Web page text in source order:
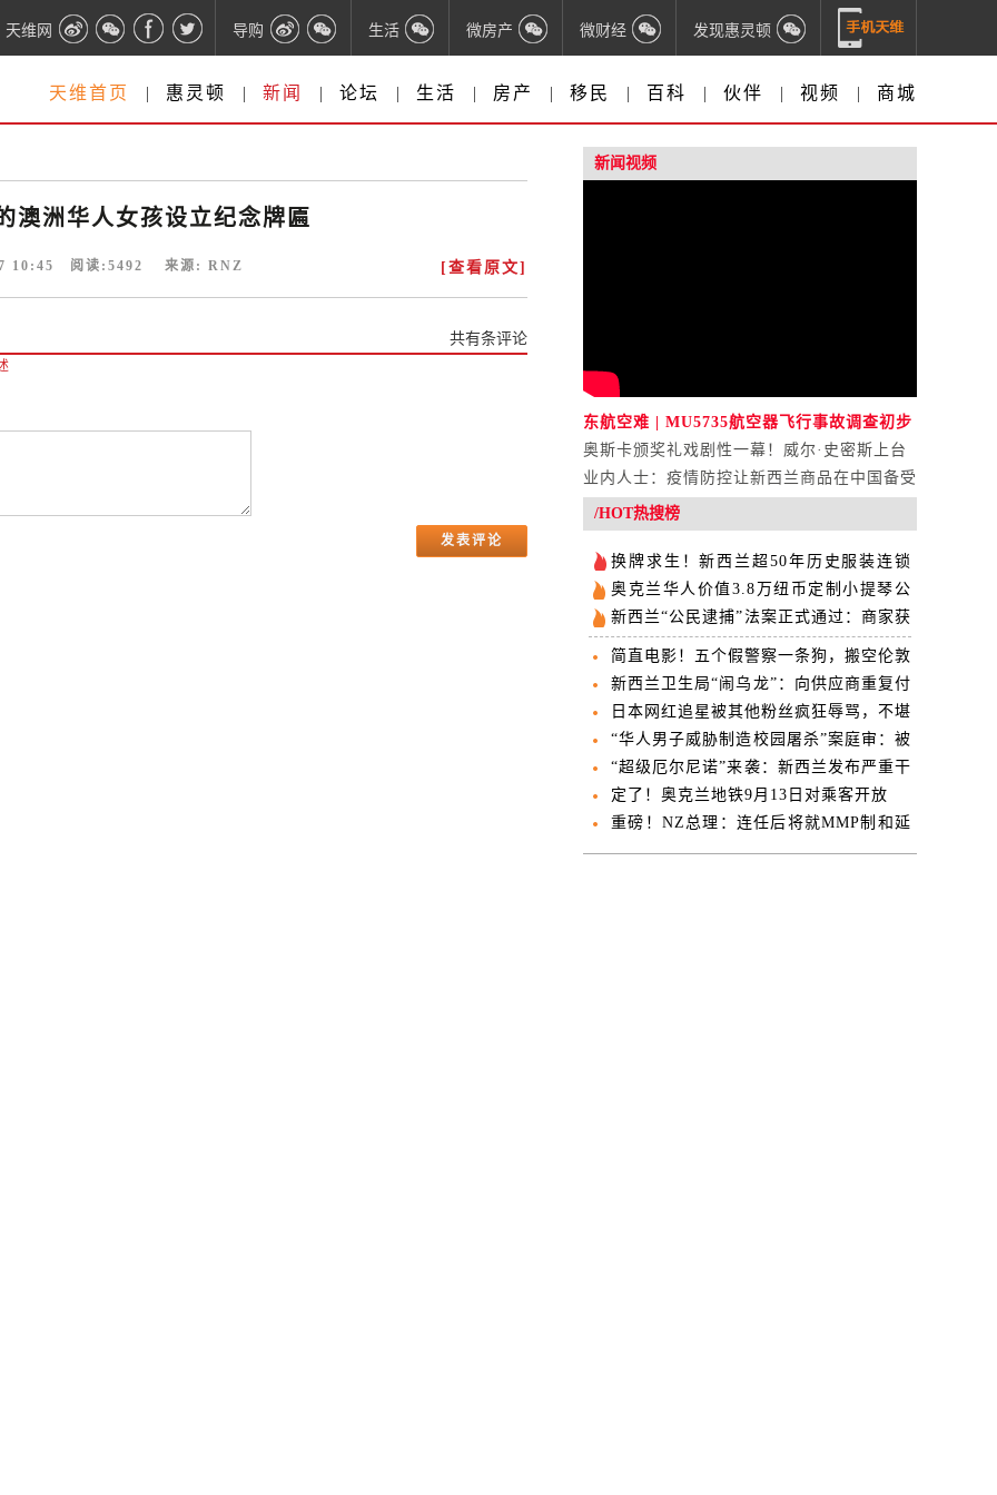
天维网 导购 生活 微房产 微财经 发现惠灵顿
天维首页 | 惠灵顿 | 新闻 | 论坛 | 生活 | 房产 | 移民 | 百科 | 伙伴 | 视频 | 商城
澳洲华人女孩设立纪念牌匾
10:45 阅读: 5492 来源: RNZ [查看原文]
共有条评论
新闻视频
东航空难 | MU5735航空器飞行事故调查初步
报告公布
奥斯卡颁奖礼戏剧性一幕！威尔·史密斯上台
打人
业内人士：疫情防控让新西兰商品在中国备受
欢迎
/HOT热搜榜
换牌求生！新西兰超50年历史服装连锁
品牌宣布全国关店
奥克兰华人价值3.8万纽币定制小提琴公
交失窃 失主公开求助
新西兰“公民逮捕”法案正式通过：商家获
得“现场抓人”权
简直电影！五个假警察一条狗，搬空伦敦
防守最严的大楼…
新西兰卫生局“闹乌龙”：向供应商重复付
款近亿 几小时内紧急撤回
日本网红追星被其他粉丝疯狂辱骂，不堪
受辱在直播时自杀...
“华人男子威胁制造校园屠杀”案庭审：被
告母亲当庭翻供
“超级厄尔尼诺”来袭：新西兰发布严重干
旱与火灾预警
定了！奥克兰地铁9月13日对乘客开放
重磅！NZ总理：连任后将就MMP制和延
长国会任期举行公投